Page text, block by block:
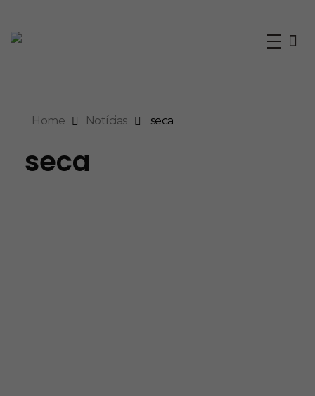
Home Notícias seca
seca